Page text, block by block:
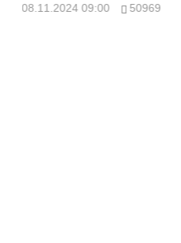
08.11.2024 09:00 50969